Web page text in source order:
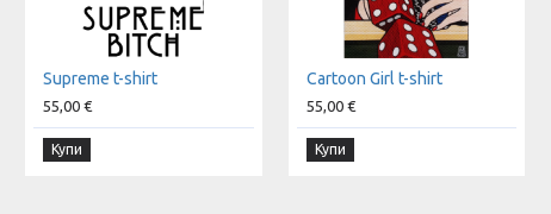
Supreme t-shirt
55,00 €
Купи
Cartoon Girl t-shirt
55,00 €
Купи